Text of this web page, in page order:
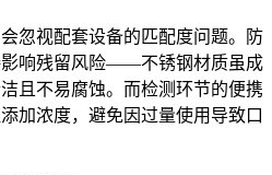
忽视配套设备的匹配度问题。
防
影响残留风险——不锈钢材质虽成
且不易腐蚀。而检测环节的便携
加浓度，避免因过量使用导致口